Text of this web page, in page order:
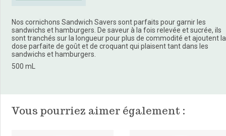
Nos cornichons Sandwich Savers sont parfaits pour garnir les
sandwichs et hamburgers. De saveur à la fois relevée et sucrée, ils
sont tranchés sur la longueur pour plus de commodité et ajoutent la
dose parfaite de goût et de croquant qui plaisent tant dans les
sandwichs et hamburgers.
500 mL
Vous pourriez aimer également :